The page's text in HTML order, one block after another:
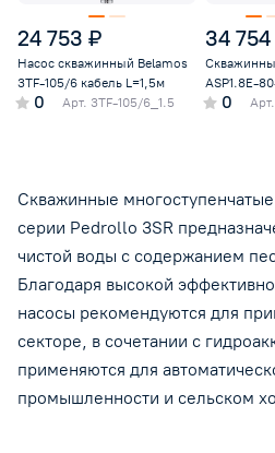
24 753 ₽
Насос скважинный Belamos
3TF-105/6 кабель L=1,5м
0 Арт. 3TF-105/6_1.5
34
ASP1.8E-
0 Арт.
Скважинные
серии Pedrollo 3SR
чистой воды с содержанием
Благодаря высокой
насосы рекомендуются для
секторе, в сочетании с
применяются для
промышленности и сельском